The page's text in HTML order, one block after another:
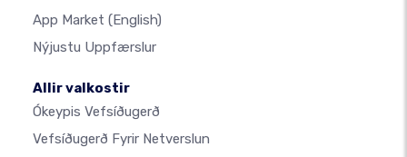
App Market (English)
Nýjustu Uppfærslur
Allir valkostir
Ókeypis Vefsíðugerð
Vefsíðugerð Fyrir Netverslun